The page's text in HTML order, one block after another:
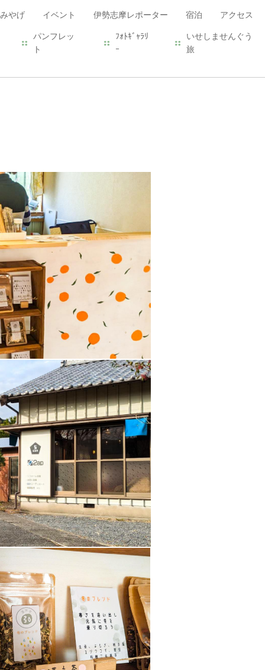
やげ イベント 伊勢志摩レポーター 宿泊 アクセス
パンフレッ
ト
ﾌｫﾄｷﾞｬﾗﾘ
ｰ
いせしませんぐう
旅